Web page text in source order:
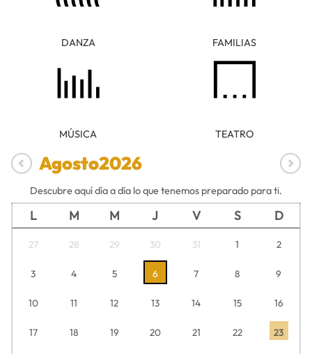
DANZA FAMILIAS
MÚSICA TEATRO
Agosto2026
Descubre aquí día a día lo que tenemos preparado para ti.
L M M J V S D
27 28 29 30 31 1 2
3 4 5 6 7 8 9
10 11 12 13 14 15 16
17 18 19 20 21 22 23